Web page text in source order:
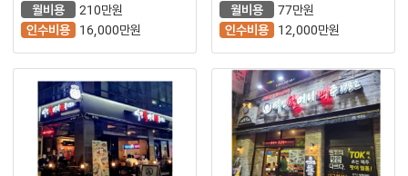
월비용
210만원
인수비용
16,000만원
월비용
77만원
인수비용
12,000만원